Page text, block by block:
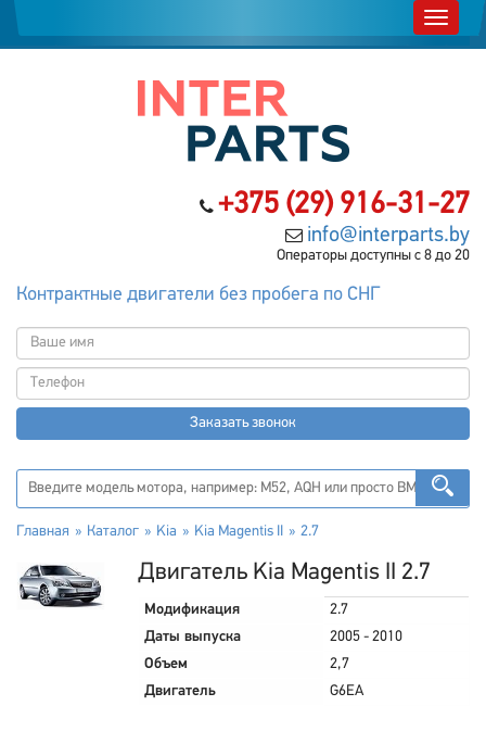
+375 (29) 916-31-27
info@interparts.by
Операторы доступны с 8 до 20
Контрактные двигатели без пробега по СНГ
Заказать звонок
Главная Каталог Kia Kia Magentis II 2.7
Двигатель Kia Magentis II 2.7
Модификация
2.7
Даты выпуска
2005 - 2010
Объем
2,7
Двигатель
G6EA